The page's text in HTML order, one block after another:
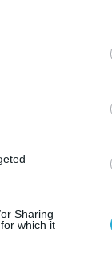
Sharing
which it
μεταξύ
το
2. Όμως ο
(1) δοθεί